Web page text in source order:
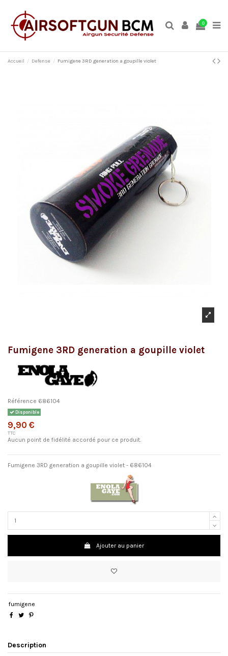
0
Accueil Defense Fumigene 3RD generation a goupille violet
Fumigene 3RD generation a goupille violet
Référence 686104
Disponible
9,90 €
TTC
Aucun point de fidélité accordé pour ce produit.
Fumigene 3RD generation a goupille violet - 686104
Ajouter au panier
fumigene
Description